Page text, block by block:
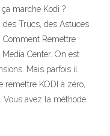
marche Kodi ?
des Trucs, des Astuces
Remettre
Center. On est
Mais parfois il
remettre KODI à zéro,
Vous avez la méthode